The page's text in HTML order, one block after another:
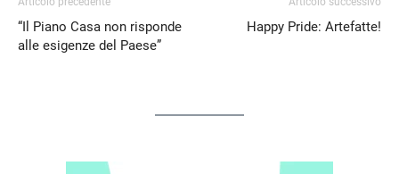
“Il Piano Casa non risponde
alle esigenze del Paese”
Happy Pride: Artefatte!